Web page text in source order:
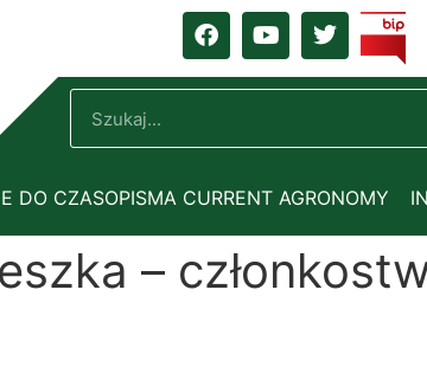
DO CZASOPISMA CURRENT AGRONOMY
–